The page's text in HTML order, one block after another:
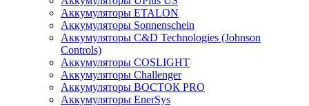
Аккумуляторы ETALON
Аккумуляторы Sonnenschein
Аккумуляторы С&D Technologies (Johnson
Controls)
Аккумуляторы COSLIGHT
Аккумуляторы Challenger
Аккумуляторы ВОСТОК PRO
Аккумуляторы EnerSys